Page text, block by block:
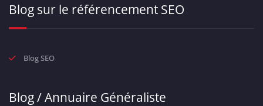
Blog sur le référencement SEO
Blog SEO
Blog / Annuaire Généraliste